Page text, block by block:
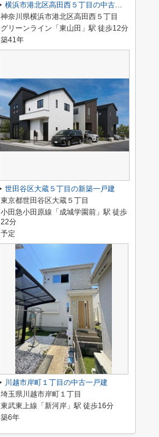
横浜市港北区高田西５丁目の中古一戸建
神奈川県横浜市港北区高田西５丁目
グリーンライン「東山田」駅 徒歩12分
築41年
世田谷区大蔵５丁目の新築一戸建
東京都世田谷区大蔵５丁目
小田急小田原線「成城学園前」駅 徒歩
22分
予定
川越市岸町１丁目の中古一戸建
埼玉県川越市岸町１丁目
東武東上線「新河岸」駅 徒歩16分
築6年